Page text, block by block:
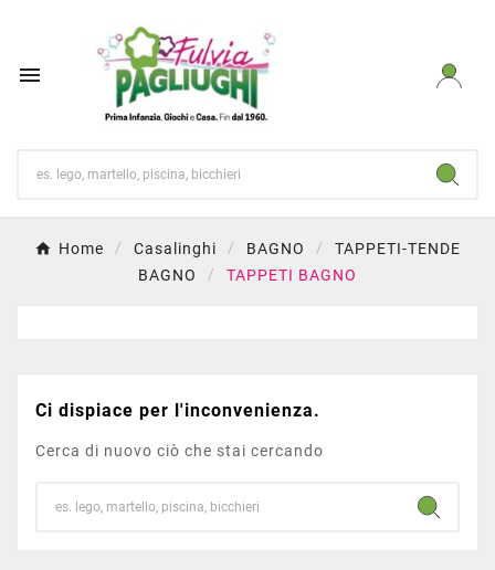

Home Casalinghi BAGNO
TAPPETI-TENDE
BAGNO
TAPPETI BAGNO
Ci dispiace per l'inconvenienza.
Cerca di nuovo ciò che stai cercando